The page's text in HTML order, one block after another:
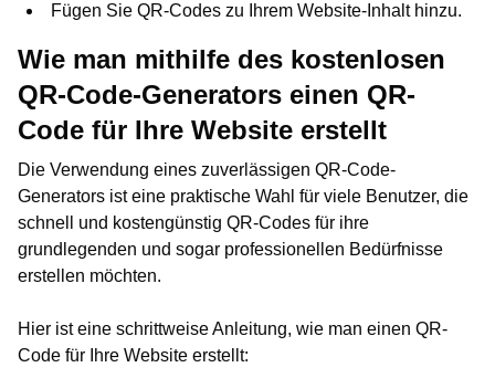
Fügen Sie QR-Codes zu Ihrem Website-Inhalt hinzu.
Wie man mithilfe des kostenlosen
QR-Code-Generators einen QR-
Code für Ihre Website erstellt
Die Verwendung eines zuverlässigen QR-Code-
Generators ist eine praktische Wahl für viele Benutzer, die
schnell und kostengünstig QR-Codes für ihre
grundlegenden und sogar professionellen Bedürfnisse
erstellen möchten.
Hier ist eine schrittweise Anleitung, wie man einen QR-
Code für Ihre Website erstellt: